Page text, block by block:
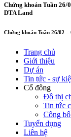
Chứng khoán Tuần 26/
DTA Land
Chứng khoán Tuần 26/02
Trang chủ
Giới thiệu
Dự án
Tin tức - sự
Cổ đông
Đồ thị
Tin tức
Công
Tuyển dụng
Liên hệ